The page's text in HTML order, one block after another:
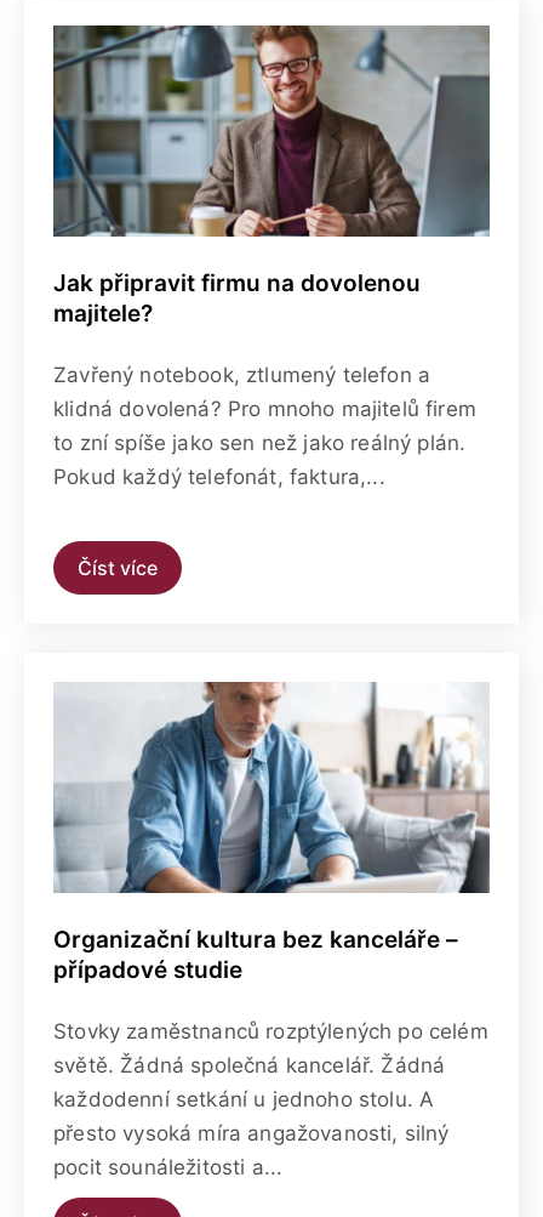
Jak připravit firmu na dovolenou
majitele?
Zavřený notebook, ztlumený telefon a
klidná dovolená? Pro mnoho majitelů firem
to zní spíše jako sen než jako reálný plán.
Pokud každý telefonát, faktura,...
Číst více
Organizační kultura bez kanceláře –
případové studie
Stovky zaměstnanců rozptýlených po celém
světě. Žádná společná kancelář. Žádná
každodenní setkání u jednoho stolu. A
přesto vysoká míra angažovanosti, silný
pocit sounáležitosti a...